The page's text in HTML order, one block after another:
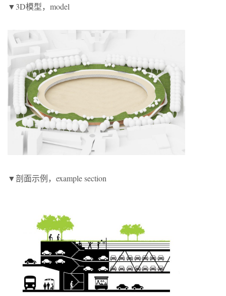
▼3D模型，model
▼剖面示例，example section